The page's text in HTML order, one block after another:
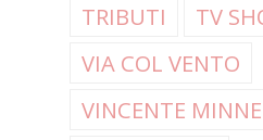
TRIBUTI
TV
VIA COL VENTO
VINCENTE